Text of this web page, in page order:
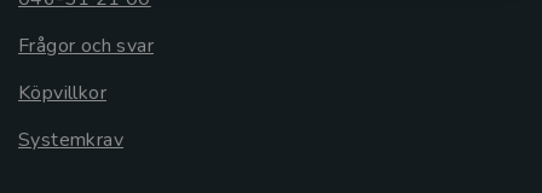
Frågor och svar
Köpvillkor
Systemkrav